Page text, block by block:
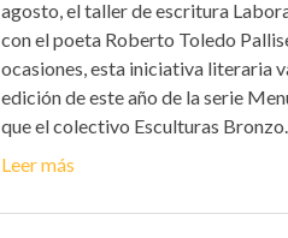
agosto, el taller de escritura
con el poeta Roberto Toledo
ocasiones, esta iniciativa literaria
edición de este año de la serie
que el colectivo Esculturas Bronzo...
Leer más